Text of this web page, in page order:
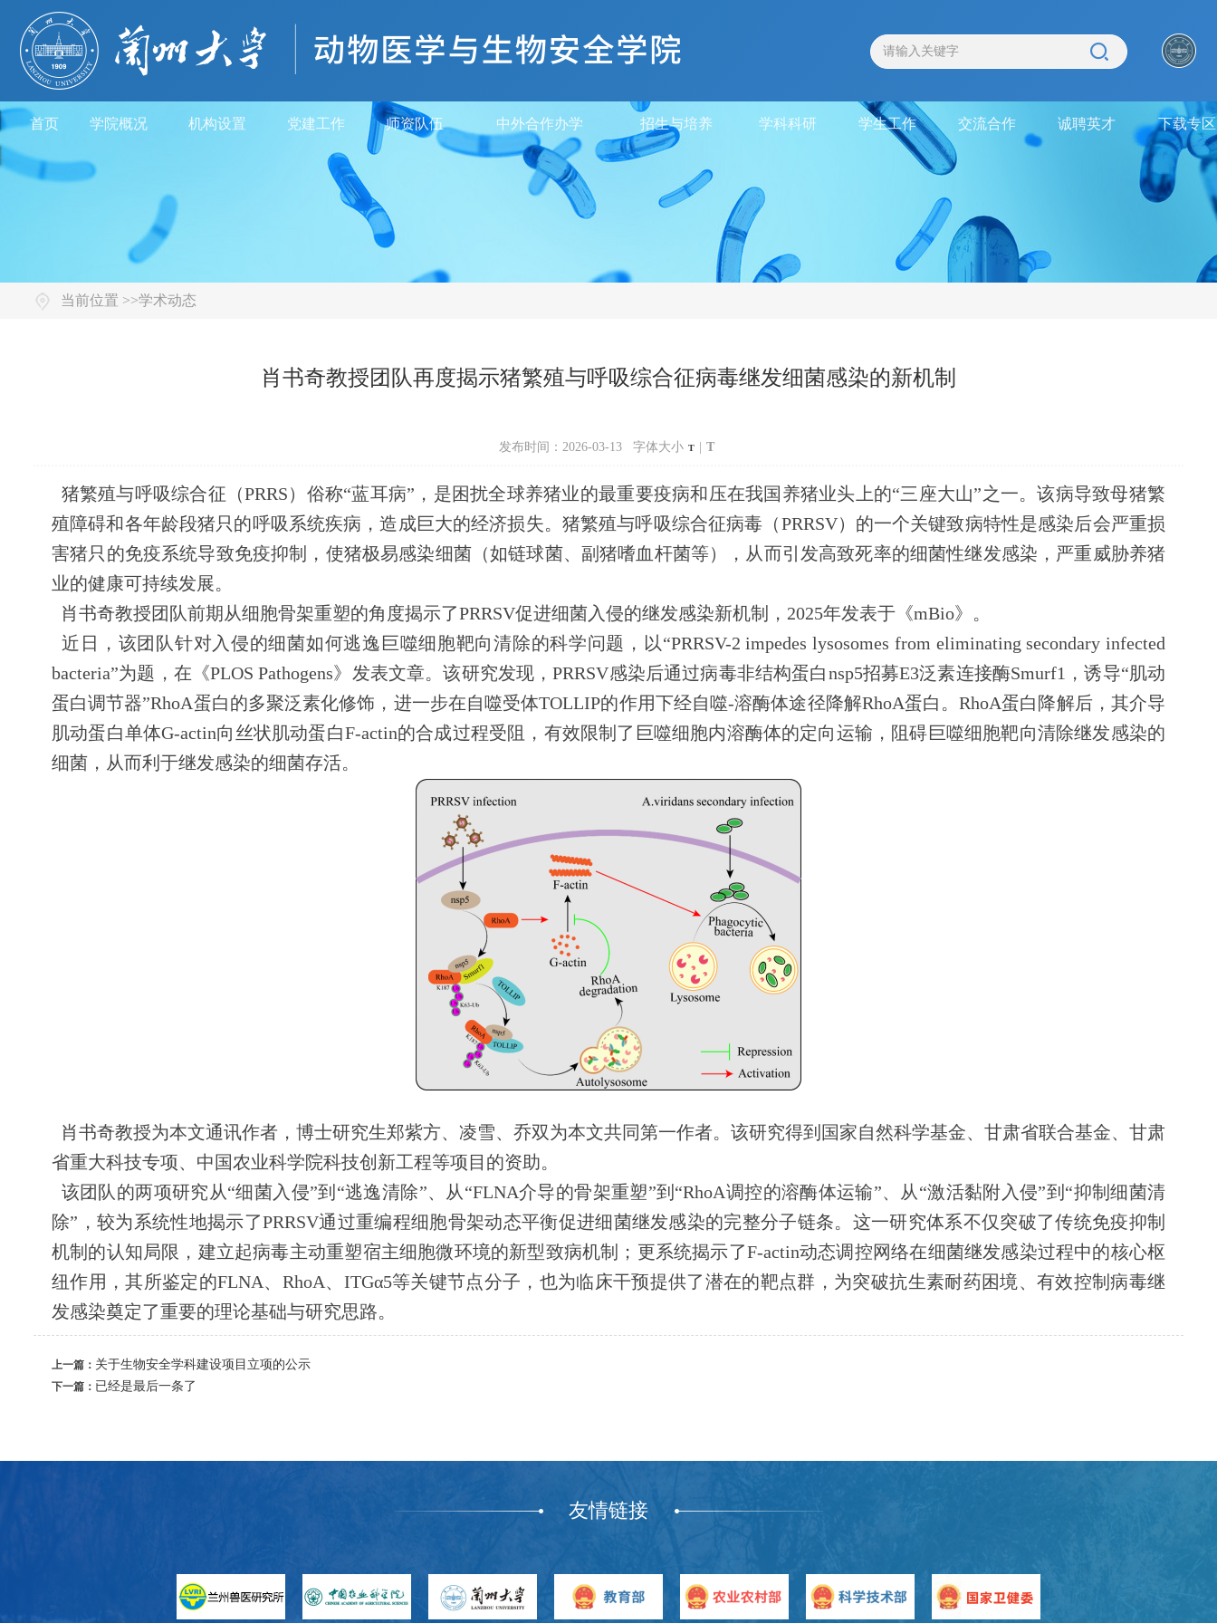
首页 学院概况 机构设置 党建工作 师资队伍 中外合作办学 招生与培养 学科科研 学生工作 交流合作 诚聘英才 下载专区
当前位置 >>学术动态
肖书奇教授团队再度揭示猪繁殖与呼吸综合征病毒继发细菌感染的新机制
发布时间：2026-03-13 字体大小 T T
猪繁殖与呼吸综合征（PRRS）俗称“蓝耳病”，是困扰全球养猪业的最重要疫病和压在我国养猪业头上的“三座大山”之一。该病导致母猪繁
殖障碍和各年龄段猪只的呼吸系统疾病，造成巨大的经济损失。猪繁殖与呼吸综合征病毒（PRRSV）的一个关键致病特性是感染后会严重损
害猪只的免疫系统导致免疫抑制，使猪极易感染细菌（如链球菌、副猪嗜血杆菌等）
，从而引发高致死率的细菌性继发感染，严重威胁养猪
业的健康可持续发展。
肖书奇教授团队前期从细胞骨架重塑的角度揭示了PRRSV促进细菌入侵的继发感染新机制， 2025年发表于《mBio》。
近日，该团队针对入侵的细菌如何逃逸巨噬细胞靶向清除的科学问题，以“PRRSV-2 impedes lysosomes from eliminating secondary infected
bacteria”为题，在《PLOS Pathogens》发表文章。该研究发现，PRRSV感染后通过病毒非结构蛋白nsp5招募E3泛素连接酶Smurf1 ，诱导“肌动
蛋白调节器”RhoA蛋白的多聚泛素化修饰，进一步在自噬受体TOLLIP的作用下经自噬-溶酶体途径降解RhoA蛋白。RhoA蛋白降解后，其介导
肌动蛋白单体G-actin向 丝状肌动蛋白F-actin的合成过程受阻，有效限制了巨噬细胞内溶酶体的定向运输，阻碍巨噬细胞靶向清除继发感染的
细菌，从而利于继发感染的细菌存活。
肖书奇教授为本文通讯作者， 博士研究生郑紫方、 凌雪、 乔双为本文共同第一作者。该研究得到国家自然科学基金、甘肃省联合基金、甘肃
省重大科技专项、中国农业科学院科技创新工程等项目的资助。
该团队的两项研究从“细菌入侵”到“逃逸清除”、从“FLNA介导的骨架重塑”到“RhoA调控的溶酶体运输”、从“激活黏附入侵”到“抑制细菌清
除”，较为系统性地揭示了PRRSV通过重编程细胞骨架动态平衡促进细菌继发感染的完整分子链条。这一研究体系不仅突破了传统免疫抑制
机制的认知局限，建立起病毒主动重塑宿主细胞微环境的新型致病机制；更系统揭示了F-actin动态调控网络在细菌继发感染过程中的核心枢
纽作用，其所鉴定的FLNA、 RhoA、 ITGα5等关键节点分子，也为临床干预提供了潜在的靶点群，为突破抗生素耐药困境、有效控制病毒继
发感染奠定了重要的理论基础与研究思路。
上一篇： 关于生物安全学科建设项目立项的公示
下一篇： 已经是最后一条了
友情链接